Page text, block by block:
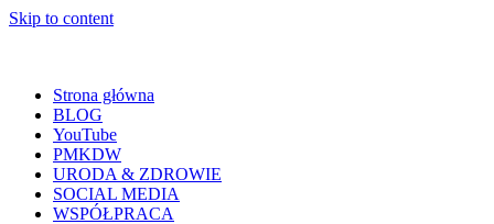
Skip to content
Strona główna
BLOG
YouTube
PMKDW
URODA & ZDROWIE
SOCIAL MEDIA
WSPÓŁPRACA